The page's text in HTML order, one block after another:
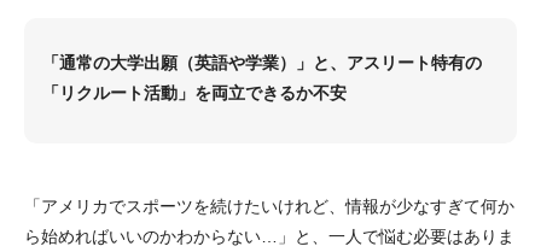
「通常の大学出願（英語や学業）」と、アスリート特有の
「リクルート活動」を両立できるか不安
「アメリカでスポーツを続けたいけれど、情報が少なすぎて何か
ら始めればいいのかわからない…」と、一人で悩む必要はありま